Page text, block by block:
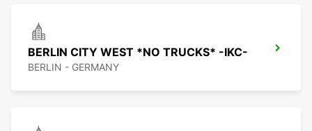
BERLIN CITY WEST *NO TRUCKS* -IKC-
BERLIN - GERMANY